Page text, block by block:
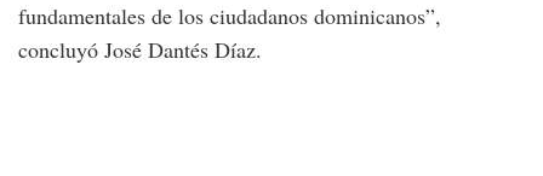
fundamentales de los ciudadanos dominicanos”,
concluyó José Dantés Díaz.